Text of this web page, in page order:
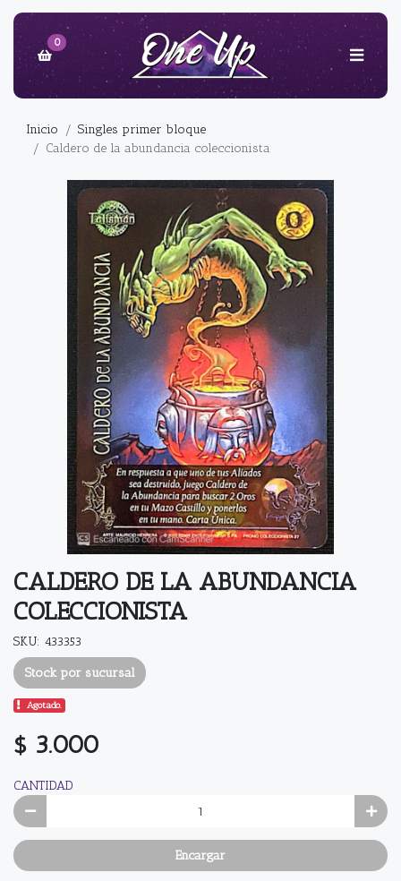
0
Inicio
Singles primer bloque
Caldero de la abundancia coleccionista
CALDERO DE LA ABUNDANCIA
COLECCIONISTA
SKU: 433353
Stock por sucursal
Agotado.
$ 3.000
CANTIDAD
Encargar